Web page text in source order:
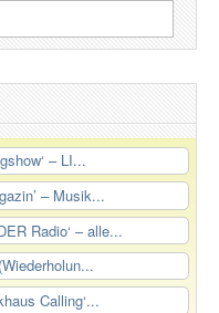
– LI...
– Musik...
Radio‘ – alle...
Calling‘...